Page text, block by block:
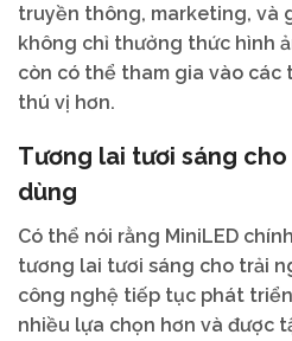
truyền thông, marketing, và
không chỉ thưởng thức hình
còn có thể tham gia vào
thú vị hơn.
Tương lai tươi sáng
dùng
Có thể nói rằng MiniLED
tương lai tươi sáng cho trải
công nghệ tiếp tục phát
nhiều lựa chọn hơn và được